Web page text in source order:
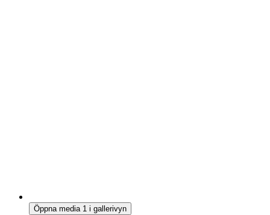
Öppna media 1 i gallerivyn